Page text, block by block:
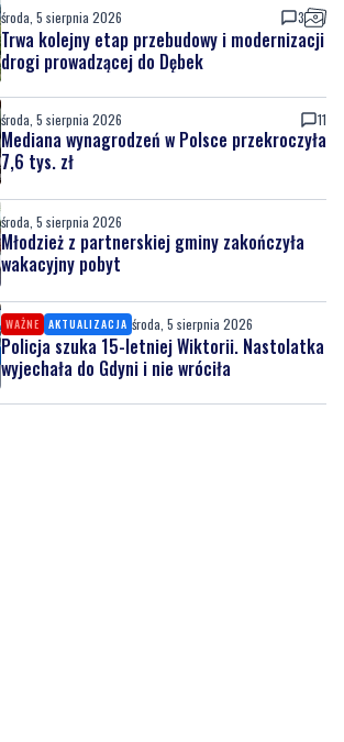
środa, 5 sierpnia 2026 3
Trwa kolejny etap przebudowy i modernizacji
drogi prowadzącej do Dębek
środa, 5 sierpnia 2026 11
Mediana wynagrodzeń w Polsce przekroczyła
7,6 tys. zł
środa, 5 sierpnia 2026
Młodzież z partnerskiej gminy zakończyła
wakacyjny pobyt
WAŻNE AKTUALIZACJA środa, 5 sierpnia 2026
Policja szuka 15-letniej Wiktorii. Nastolatka
wyjechała do Gdyni i nie wróciła